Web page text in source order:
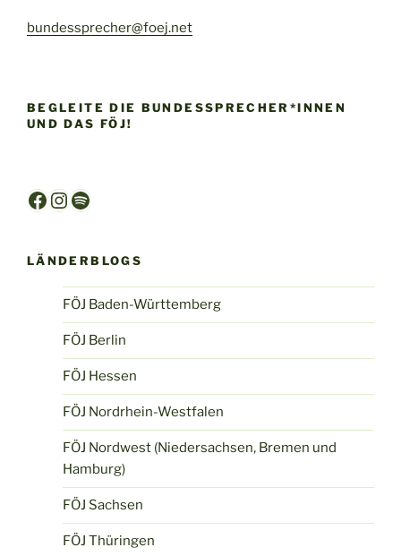
bundessprecher@foej.net
BEGLEITE DIE BUNDESSPRECHER*INNEN
UND DAS FÖJ!
Facebook
Instagram
Spotify
LÄNDERBLOGS
FÖJ Baden-Württemberg
FÖJ Berlin
FÖJ Hessen
FÖJ Nordrhein-Westfalen
FÖJ Nordwest (Niedersachsen, Bremen und
Hamburg)
FÖJ Sachsen
FÖJ Thüringen